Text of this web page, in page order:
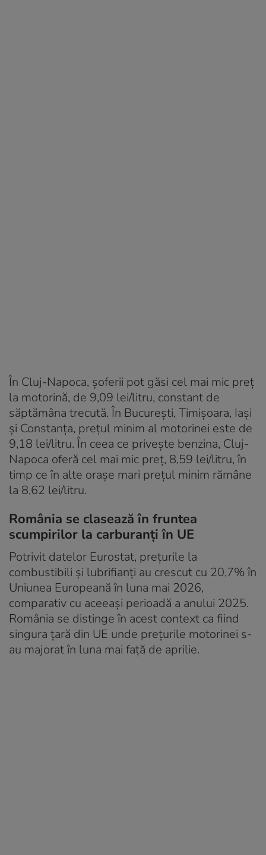
În Cluj-Napoca, șoferii pot găsi cel mai mic preț
la motorină, de 9,09 lei/litru, constant de
săptămâna trecută. În București, Timișoara, Iași
și Constanța, prețul minim al motorinei este de
9,18 lei/litru. În ceea ce privește benzina, Cluj-
Napoca oferă cel mai mic preț, 8,59 lei/litru, în
timp ce în alte orașe mari prețul minim rămâne
la 8,62 lei/litru.
România se clasează în fruntea
scumpirilor la carburanți în UE
Potrivit datelor Eurostat, prețurile la
combustibili și lubrifianți au crescut cu 20,7% în
Uniunea Europeană în luna mai 2026,
comparativ cu aceeași perioadă a anului 2025.
România se distinge în acest context ca fiind
singura țară din UE unde prețurile motorinei s-
au majorat în luna mai față de aprilie.